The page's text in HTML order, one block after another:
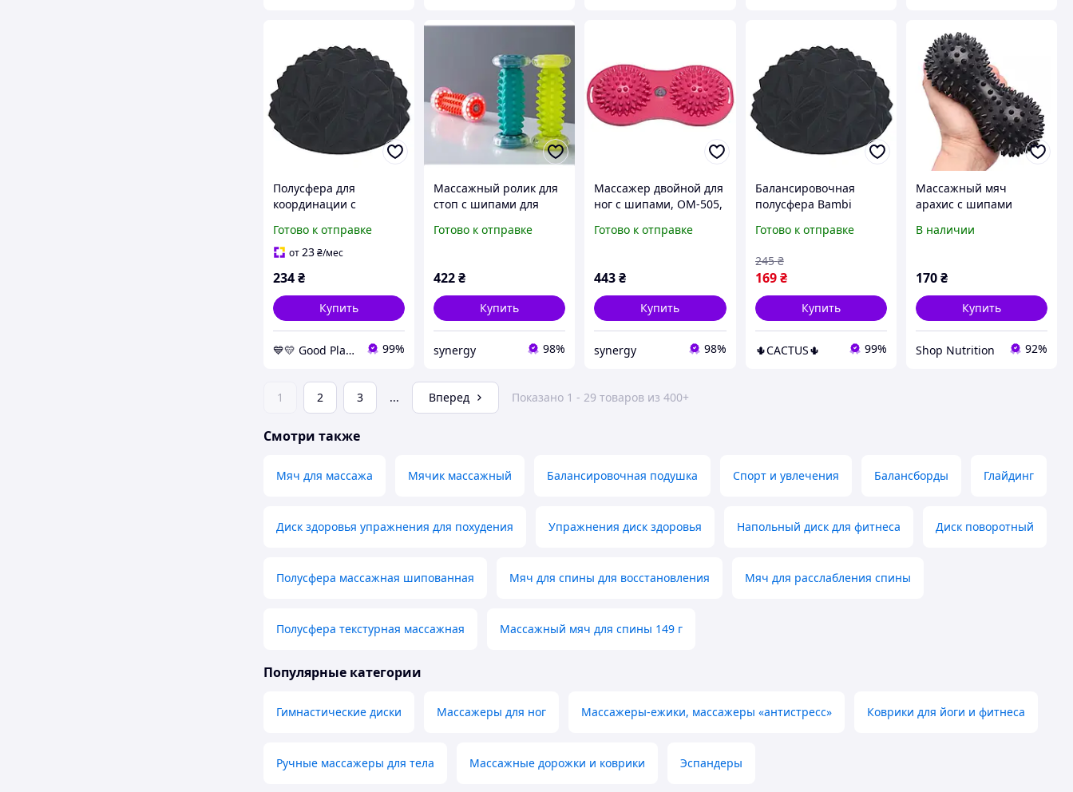
Полусфера для
координации с
Bambi MS 4959(Black)
16,5х7 см GoodPlace -
Готово к отправке
от23₴/мес
234₴
Купить
💙💛 Good Place 99%
Массажный ролик для
стоп с шипами для
ощущений и
Готово к отправке
422₴
Купить
synergy 98%
Массажер двойной для
ног с шипами, OM-505,
Готово к отправке
443₴
Купить
synergy 98%
Балансировочная
полусфера Bambi
поверхностью для
Готово к отправке
169 ₴
245 ₴
Купить
🌵CACTUS🌵 99%
Массажный мяч
арахис с шипами
для миофасциального
В наличии
170₴
Купить
Shop Nutrition 92%
1 2 3 ... Вперед Показано 1 - 29 товаров из 400+
Смотри также
Мяч для массажа Мячик массажный Балансировочная подушка Спорт и увлечения Балансборды Глайдинг
Диск здоровья упражнения для похудения Упражнения диск здоровья Напольный диск для фитнеса Диск поворотный
Полусфера массажная шипованная Мяч для спины для восстановления Мяч для расслабления спины
Полусфера текстурная массажная Массажный мяч для спины 149 г
Популярные категории
Гимнастические диски Массажеры для ног Массажеры-ежики, массажеры «антистресс» Коврики для йоги и фитнеса
Ручные массажеры для тела Массажные дорожки и коврики Эспандеры